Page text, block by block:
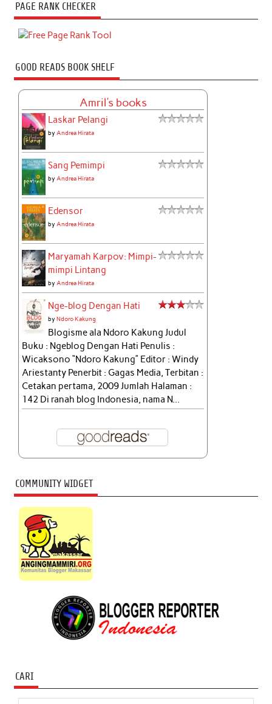
PAGE RANK CHECKER
GOOD READS BOOK SHELF
Amril's books
Laskar Pelangi
byAndrea Hirata
Sang Pemimpi
byAndrea Hirata
Edensor
byAndrea Hirata
Maryamah Karpov: Mimpi-
mimpi Lintang
byAndrea Hirata
Nge-blog Dengan Hati
byNdoro Kakung
Blogisme ala Ndoro Kakung Judul
Buku : Ngeblog Dengan Hati Penulis :
Wicaksono “Ndoro Kakung” Editor : Windy
Ariestanty Penerbit : Gagas Media, Terbitan :
Cetakan pertama, 2009 Jumlah Halaman :
142 Di ranah blog Indonesia, nama N...
COMMUNITY WIDGET
CARI